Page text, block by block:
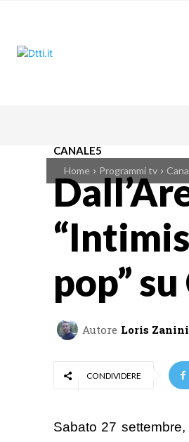
Home Programmi tv
CANALE5
pop”
Autore Loris Zanini
CONDIVIDERE
Sabato 27